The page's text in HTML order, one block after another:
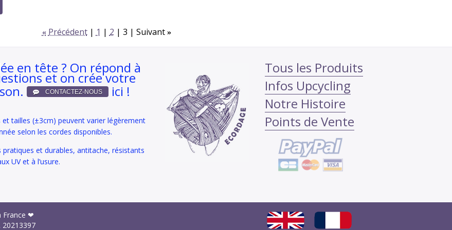
« Précédent 1 2 3 Suivant »
en tête ? On répond à
et on crée votre
ici !
et tailles (±3cm) peuvent varier légèrement
selon les cordes disponibles.
pratiques et durables, antitache, résistants
UV et à l’usure.
Tous les Produits
Infos Upcycling
Notre Histoire
Points de Vente
France ❤
20213397